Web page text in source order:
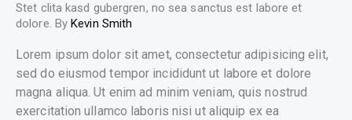
Stet clita kasd gubergren, no sea sanctus est labore et
dolore. ByKevin Smith
Lorem ipsum dolor sit amet, consectetur adipisicing elit,
sed do eiusmod tempor incididunt ut labore et dolore
magna aliqua. Ut enim ad minim veniam, quis nostrud
exercitation ullamco laboris nisi ut aliquip ex ea